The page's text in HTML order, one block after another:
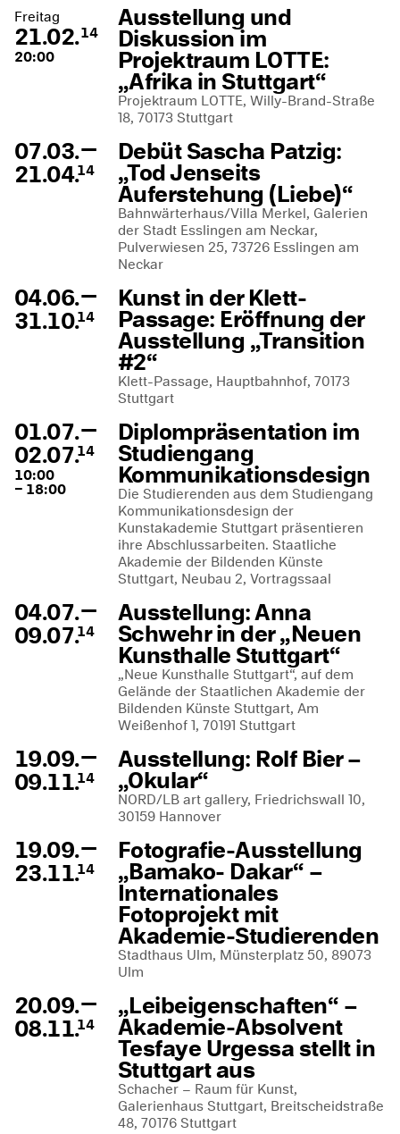
Freitag
21.02.14
20:00
Ausstellung und
Diskussion im
Projektraum LOTTE:
„Afrika in Stuttgart“
Projektraum LOTTE, Willy-Brand-Straße
18, 70173 Stuttgart
07.03.—
21.04.14
Debüt Sascha Patzig:
„Tod Jenseits
Auferstehung (Liebe)“
Bahnwärterhaus/Villa Merkel, Galerien
der Stadt Esslingen am Neckar,
Pulverwiesen 25, 73726 Esslingen am
Neckar
04.06.—
31.10.14
Kunst in der Klett-
Passage: Eröffnung der
Ausstellung „Transition
#2“
Klett-Passage, Hauptbahnhof, 70173
Stuttgart
01.07.—
02.07.14
10:00
– 18:00
Diplompräsentation im
Studiengang
Kommunikationsdesign
Die Studierenden aus dem Studiengang
Kommunikationsdesign der
Kunstakademie Stuttgart präsentieren
ihre Abschlussarbeiten. Staatliche
Akademie der Bildenden Künste
Stuttgart, Neubau 2, Vortragssaal
04.07.—
09.07.14
Ausstellung: Anna
Schwehr in der „Neuen
Kunsthalle Stuttgart“
„Neue Kunsthalle Stuttgart“, auf dem
Gelände der Staatlichen Akademie der
Bildenden Künste Stuttgart, Am
Weißenhof 1, 70191 Stuttgart
19.09.—
09.11.14
Ausstellung: Rolf Bier –
„Okular“
NORD/LB art gallery, Friedrichswall 10,
30159 Hannover
19.09.—
23.11.14
Fotografie-Ausstellung
„Bamako- Dakar“ –
Internationales
Fotoprojekt mit
Akademie-Studierenden
Stadthaus Ulm, Münsterplatz 50, 89073
Ulm
20.09.—
08.11.14
„Leibeigenschaften“ –
Akademie-Absolvent
Tesfaye Urgessa stellt in
Stuttgart aus
Schacher – Raum für Kunst,
Galerienhaus Stuttgart, Breitscheidstraße
48, 70176 Stuttgart